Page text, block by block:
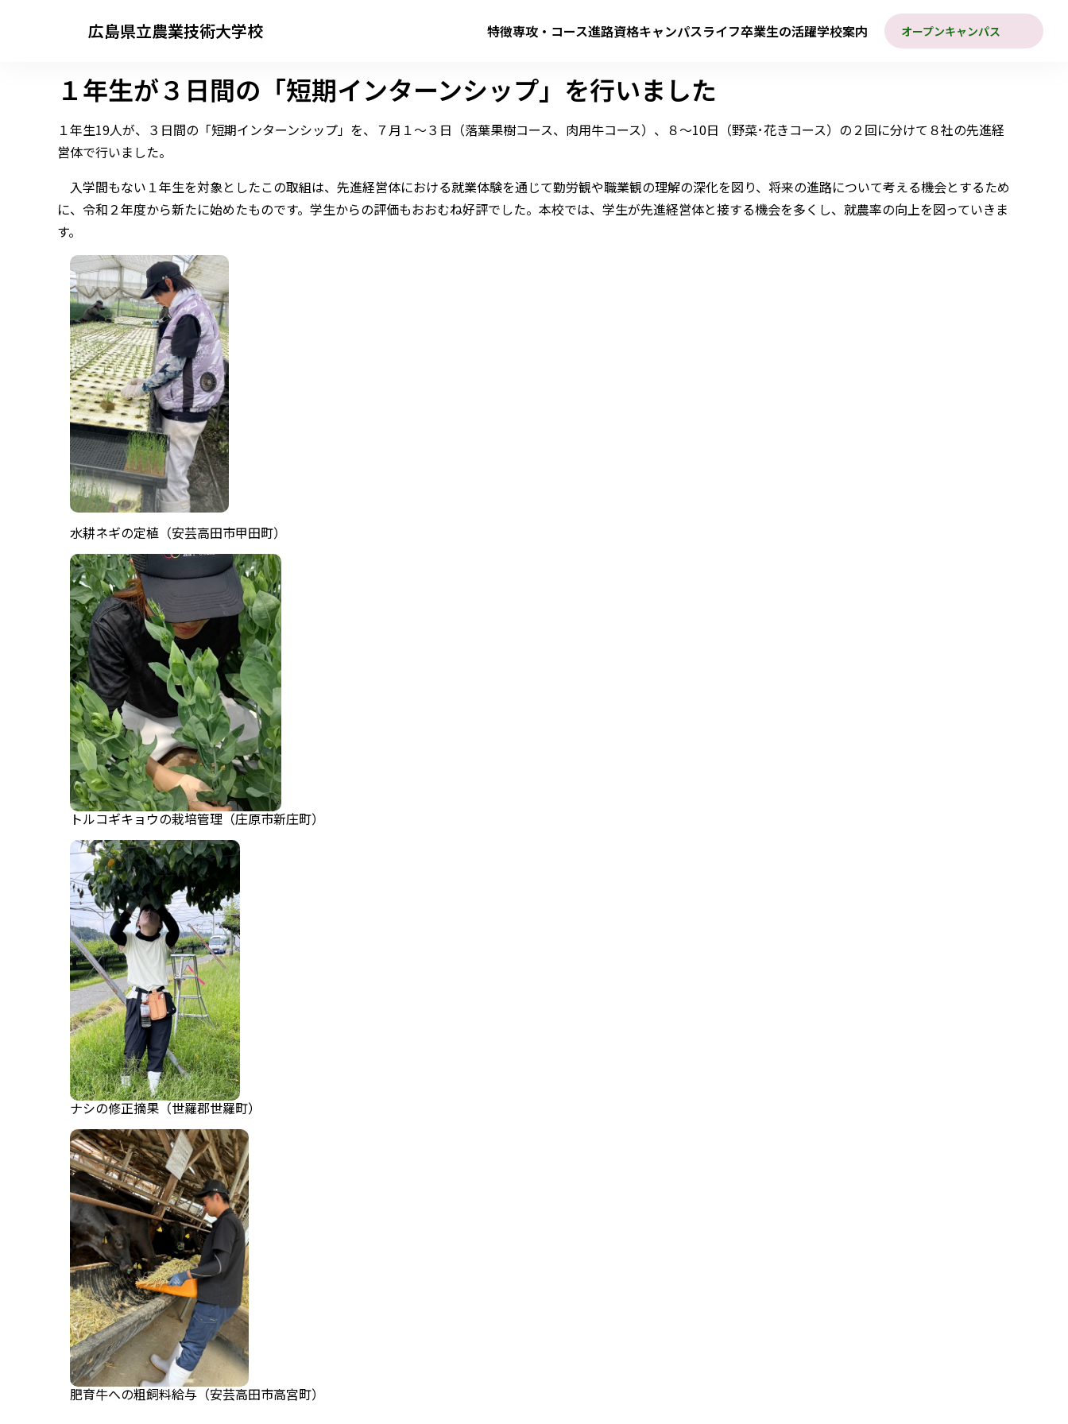
広島県立農業技術大学校 特徴専攻・コース進路資格キャンパスライフ卒業生の活躍学校案内 オープンキャンパス
１年生が３日間の「短期インターンシップ」を行いました​​​​
１年生19人が、３日間の「短期インターンシップ」を、７月１～３日（落葉果樹コース、肉用牛コース）、８～10日（野菜･花きコース）の２回に分けて８社の先進経
営体で行いました。
入学間もない１年生を対象としたこの取組は、先進経営体における就業体験を通じて勤労観や職業観の理解の深化を図り、将来の進路について考える機会とするため
に、令和２年度から新たに始めたものです。学生からの評価もおおむね好評でした。本校では、学生が先進経営体と接する機会を多くし、就農率の向上を図っていきま
す。
水耕ネギの定植（安芸高田市甲田町）
トルコギキョウの栽培管理（庄原市新庄町）
ナシの修正摘果（世羅郡世羅町）
肥育牛への粗飼料給与（安芸高田市高宮町）